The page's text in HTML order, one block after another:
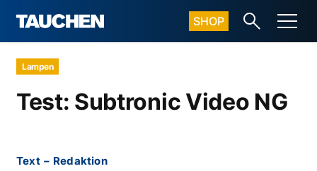
SHOP
Lampen
Test: Subtronic Video NG
Text – Redaktion